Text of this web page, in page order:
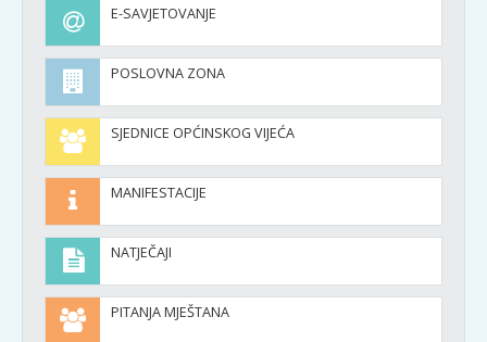
E-SAVJETOVANJE
POSLOVNA ZONA
SJEDNICE OPĆINSKOG VIJEĆA
MANIFESTACIJE
NATJEČAJI
PITANJA MJEŠTANA